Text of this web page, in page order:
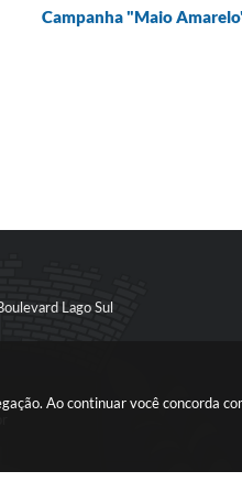
Ao continuar você concorda
Campanha "Maio
Lago Sul